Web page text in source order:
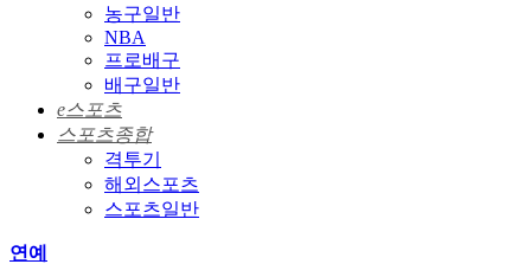
농구일반
NBA
프로배구
배구일반
e스포츠
스포츠종합
격투기
해외스포츠
스포츠일반
연예